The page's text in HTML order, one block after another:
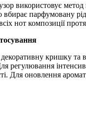
використовує метод
парфумовану
нот композиції
декоративну кришку та
регулювання
Для оновлення